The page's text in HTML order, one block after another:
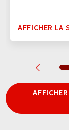
AFFICHER LA